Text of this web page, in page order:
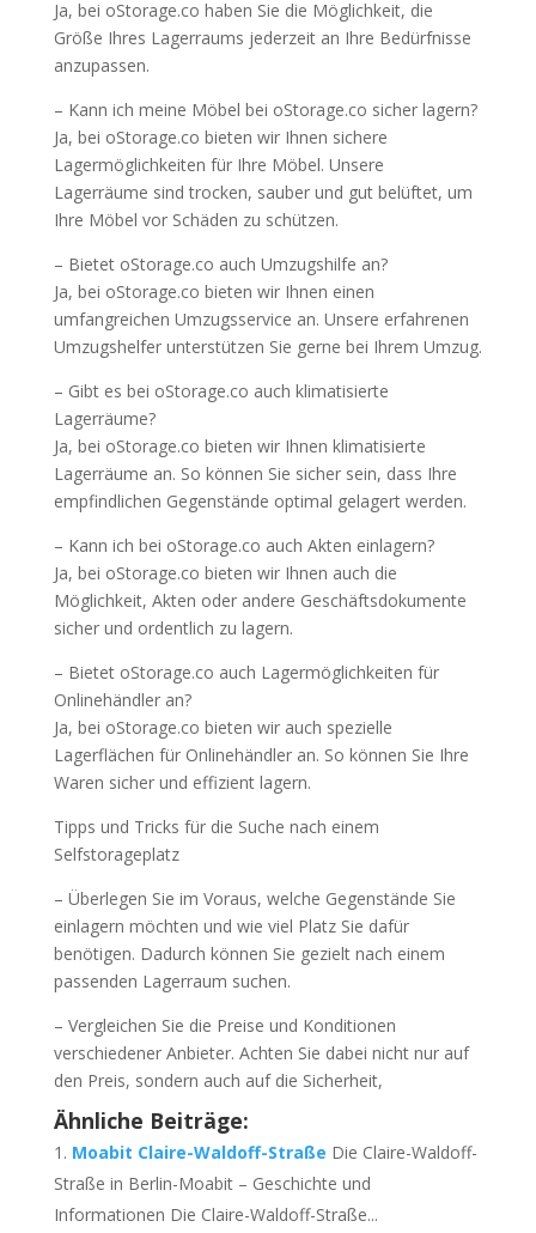
Ja, bei oStorage.co haben Sie die Möglichkeit, die
Größe Ihres Lagerraums jederzeit an Ihre Bedürfnisse
anzupassen.
– Kann ich meine Möbel bei oStorage.co sicher lagern?
Ja, bei oStorage.co bieten wir Ihnen sichere
Lagermöglichkeiten für Ihre Möbel. Unsere
Lagerräume sind trocken, sauber und gut belüftet, um
Ihre Möbel vor Schäden zu schützen.
– Bietet oStorage.co auch Umzugshilfe an?
Ja, bei oStorage.co bieten wir Ihnen einen
umfangreichen Umzugsservice an. Unsere erfahrenen
Umzugshelfer unterstützen Sie gerne bei Ihrem Umzug.
– Gibt es bei oStorage.co auch klimatisierte
Lagerräume?
Ja, bei oStorage.co bieten wir Ihnen klimatisierte
Lagerräume an. So können Sie sicher sein, dass Ihre
empfindlichen Gegenstände optimal gelagert werden.
– Kann ich bei oStorage.co auch Akten einlagern?
Ja, bei oStorage.co bieten wir Ihnen auch die
Möglichkeit, Akten oder andere Geschäftsdokumente
sicher und ordentlich zu lagern.
– Bietet oStorage.co auch Lagermöglichkeiten für
Onlinehändler an?
Ja, bei oStorage.co bieten wir auch spezielle
Lagerflächen für Onlinehändler an. So können Sie Ihre
Waren sicher und effizient lagern.
Tipps und Tricks für die Suche nach einem
Selfstorageplatz
– Überlegen Sie im Voraus, welche Gegenstände Sie
einlagern möchten und wie viel Platz Sie dafür
benötigen. Dadurch können Sie gezielt nach einem
passenden Lagerraum suchen.
– Vergleichen Sie die Preise und Konditionen
verschiedener Anbieter. Achten Sie dabei nicht nur auf
den Preis, sondern auch auf die Sicherheit,
Ähnliche Beiträge:
Moabit Claire-Waldoff-Straße Die Claire-Waldoff-
Straße in Berlin-Moabit – Geschichte und
Informationen Die Claire-Waldoff-Straße...